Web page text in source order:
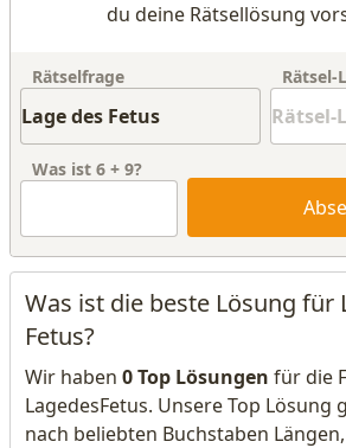
du deine Rätsellösung
Rätselfrage Rätsel-
Was ist 6 + 9?
Was ist die beste Lösung für
Fetus?
Wir haben 0 Top Lösungen für die
LagedesFetus. Unsere Top Lösung
nach beliebten Buchstaben